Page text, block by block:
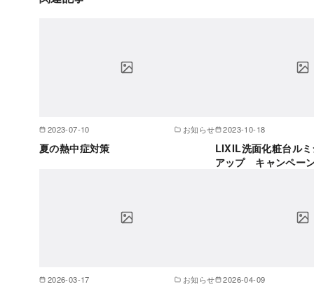
2023-07-10 お知らせ
夏の熱中症対策
2023-10-18
LIXIL洗面化粧台ル
アップ キャンペー
2026-03-17 お知らせ 2026-04-09